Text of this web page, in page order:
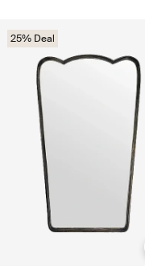
25% Deal